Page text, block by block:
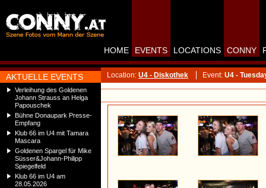
AKTUELLE EVENTS
Verleihung des Goldenen
Johann Strauss an Helga
Papouschek
Bühne Donaupark Presse-
Empfang
Klub 66 im U4 mit Tamara
Mascara
Goldenen Spargel für Mike
Süsser&Johann-Philipp
Spiegelfeld
Klub 66 im U4 am
28.05.2026
HOME EVENTS LOCATIONS CONNY
Location: U4 - Diskothek Event: U4 -